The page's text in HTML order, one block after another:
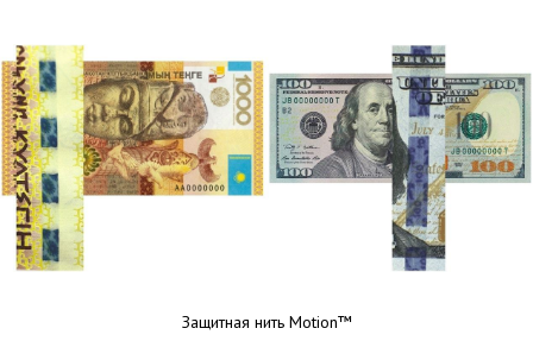
Защитная нить Motion™